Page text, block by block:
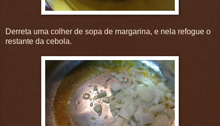
Derreta uma colher de sopa de margarina, e nela refogue o
restante da cebola.